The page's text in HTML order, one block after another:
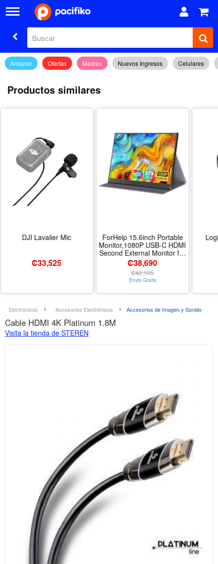
Amazon Ofertas Madres Nuevos Ingresos Celulares
Productos similares
DJI Lavalier Mic
₡33,525
ForHelp 15.6inch Portable
Monitor,1080P USB-C HDMI
Second External Monitor for
Laptop,PC,Mac
Phone,PS,Xbox,Swich,IPS
Ultra-Thin Zero Frame
Gaming Display/Premium
Smart Cover | 15.6 FHD IPS
C/HDMI, smart cover, for
₡38,690
₡42,105
Envio Gratis
Electrónicos Accesorios Electrónicos Accesorios de Imagen y Sonido
Cable HDMI 4K Platinum 1.8M
Visita la tienda de STEREN